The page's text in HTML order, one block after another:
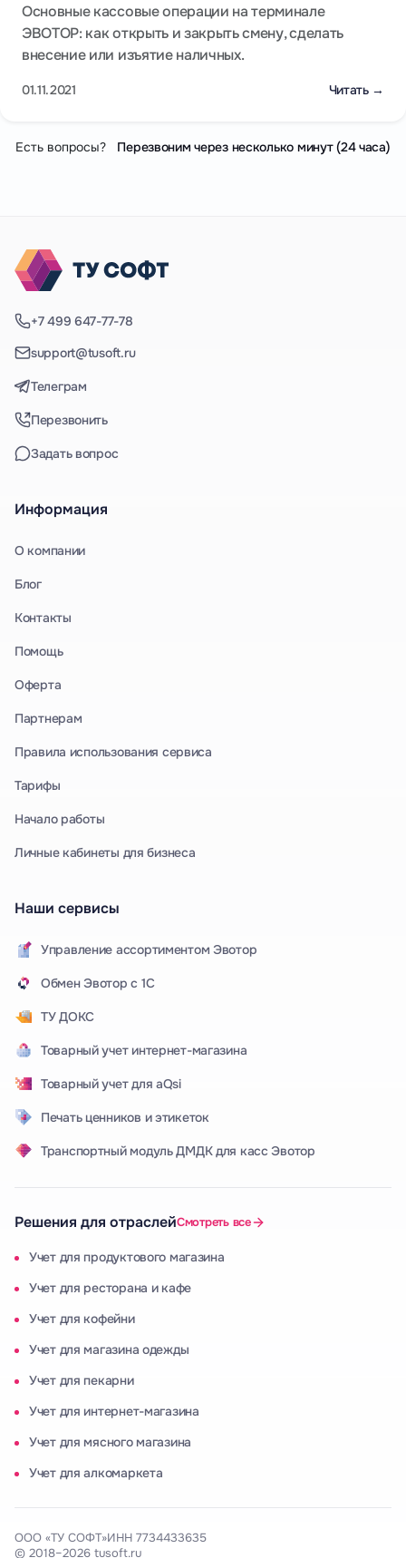
Основные кассовые операции на терминале
ЭВОТОР: как открыть и закрыть смену, сделать
внесение или изъятие наличных.
01.11.2021 Читать →
Есть вопросы? Перезвоним через несколько минут (24 часа)
+7 499 647-77-78
support@tusoft.ru
Телеграм
Перезвонить
Задать вопрос
Информация
О компании
Блог
Контакты
Помощь
Оферта
Партнерам
Правила использования сервиса
Тарифы
Начало работы
Личные кабинеты для бизнеса
Наши сервисы
Управление ассортиментом Эвотор
Обмен Эвотор с 1С
ТУ ДОКС
Товарный учет интернет-магазина
Товарный учет для aQsi
Печать ценников и этикеток
Транспортный модуль ДМДК для касс Эвотор
Решения для отраслейСмотреть все
Учет для продуктового магазина
Учет для ресторана и кафе
Учет для кофейни
Учет для магазина одежды
Учет для пекарни
Учет для интернет-магазина
Учет для мясного магазина
Учет для алкомаркета
ООО «ТУ СОФТ»ИНН 7734433635
© 2018–2026 tusoft.ru